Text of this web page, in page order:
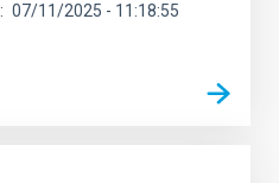
07/11/2025 - 11:18:55